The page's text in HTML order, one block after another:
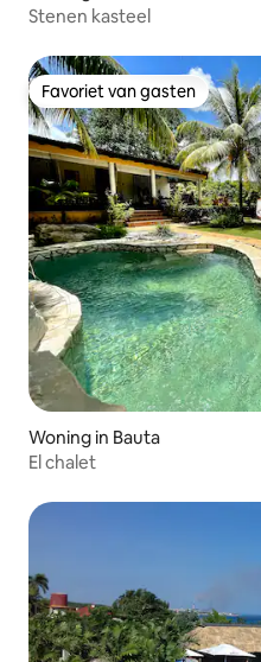
Stenen kasteel
Favoriet van gasten
Favoriet van gasten
Woning in Bauta
El chalet